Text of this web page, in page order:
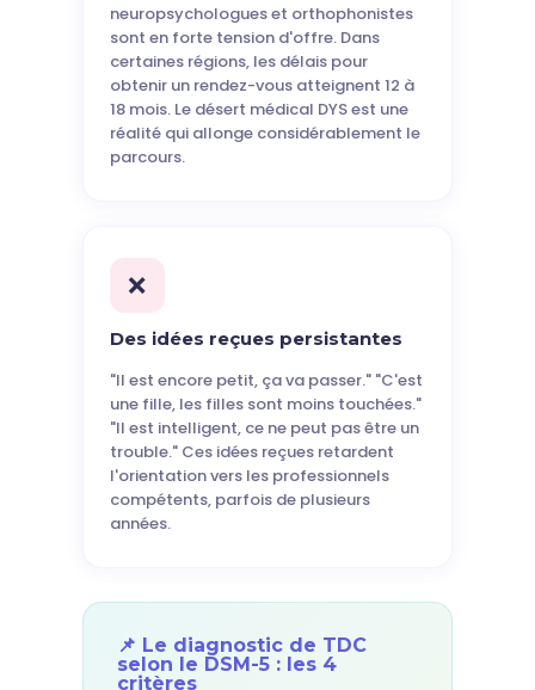
neuropsychologues et orthophonistes
sont en forte tension d'offre. Dans
certaines régions, les délais pour
obtenir un rendez-vous atteignent 12 à
18 mois. Le désert médical DYS est une
réalité qui allonge considérablement le
parcours.
❌
Des idées reçues persistantes
"Il est encore petit, ça va passer." "C'est
une fille, les filles sont moins touchées."
"Il est intelligent, ce ne peut pas être un
trouble." Ces idées reçues retardent
l'orientation vers les professionnels
compétents, parfois de plusieurs
années.
📌 Le diagnostic de TDC
selon le DSM-5 : les 4
critères